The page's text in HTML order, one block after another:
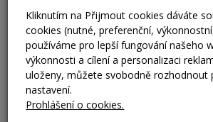
Laserové značení
Kliknutím na Přijmout cookies dáváte
cookies (nutné, preferenční,
používáme pro lepší fungování našeho
výkonnosti a cílení a personalizaci
uloženy, můžete svobodně rozhodnout
nastavení.
Prohlášení o cookies.